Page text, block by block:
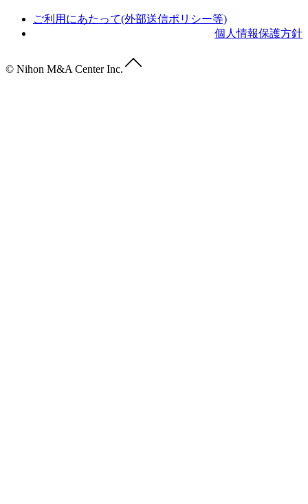
ご利用にあたって(外部送信ポリシー等)
個人情報保護方針
© Nihon M&A Center Inc.